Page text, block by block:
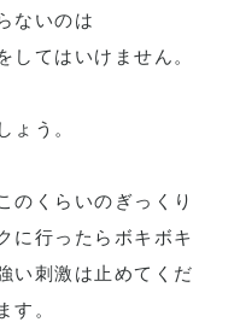
ないのは
してはいけません。
ょう。
のくらいのぎっくり
に行ったらボキボキ
い刺激は止めてくだ
す。